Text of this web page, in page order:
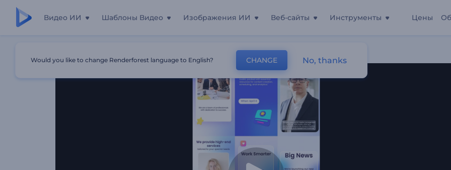
Видео ИИ Шаблоны Видео Изображения ИИ Веб-сайты Инструменты Цены
Would you like to change Renderforest language to English? CHANGE No, thanks